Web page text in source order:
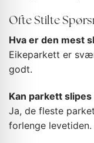
Ofte Stilte
Hva er den mest
Eikeparkett er
godt.
Kan parkett
Ja, de fleste
forlenge levetiden.